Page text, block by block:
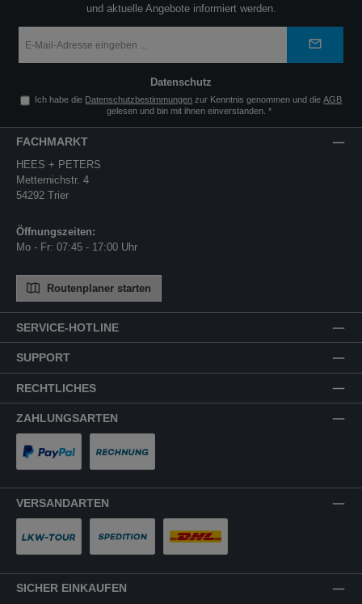
und aktuelle Angebote informiert werden.
Mail-
*
Datenschutz
Ich habe die Datenschutzbestimmungen zur Kenntnis genommen und dieAGB
gelesen und bin mit ihnen einverstanden. *
SERVICE-HOTLINE
SUPPORT
RECHTLICHES
ZAHLUNGSARTEN
VERSANDARTEN
FACHMARKT
HEES + PETERS
Metternichstr. 4
54292 Trier
Öffnungszeiten:
Mo - Fr: 07:45 - 17:00 Uhr
Routenplaner starten
SICHER EINKAUFEN